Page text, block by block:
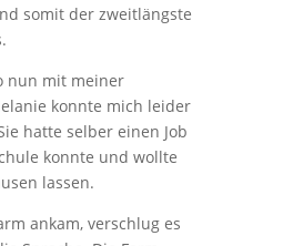
somit der zweitlängste
nun mit meiner
konnte mich leider
hatte selber einen Job
konnte und wollte
lassen.
ankam, verschlug es